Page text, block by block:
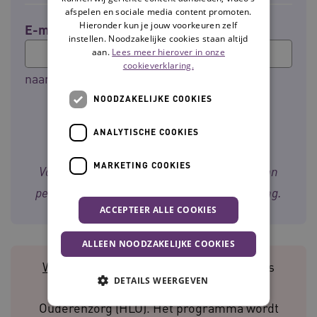
E-mailadres
naam@bedrijf.nl
Voor meer informatie over de verwerking van
persoonsgegevens, zie onze
privacyverklaring.
Waardigheid en trots voor de toekomst
is
onderdeel van het Hoofdlijnenakkoord
Ouderenzorg (HLO). Het programma wordt
afspelen en sociale media content promoten.
Hieronder kun je jouw voorkeuren zelf
instellen. Noodzakelijke cookies staan altijd
aan. Lees meer hierover in onze
cookieverklaring.
NOODZAKELIJKE COOKIES
ANALYTISCHE COOKIES
MARKETING COOKIES
ACCEPTEER ALLE COOKIES
ALLEEN NOODZAKELIJKE COOKIES
DETAILS WEERGEVEN